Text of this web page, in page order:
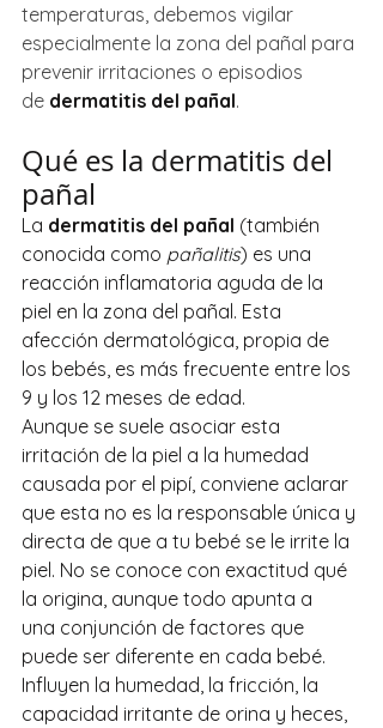
temperaturas, debemos vigilar
especialmente la zona del pañal para
prevenir irritaciones o episodios
de dermatitis del pañal.
Qué es la dermatitis del
pañal
La dermatitis del pañal (también
conocida como pañalitis) es una
reacción inflamatoria aguda de la
piel en la zona del pañal. Esta
afección dermatológica, propia de
los bebés, es más frecuente entre los
9 y los 12 meses de edad.
Aunque se suele asociar esta
irritación de la piel a la humedad
causada por el pipí, conviene aclarar
que esta no es la responsable única y
directa de que a tu bebé se le irrite la
piel. No se conoce con exactitud qué
la origina, aunque todo apunta a
una conjunción de factores que
puede ser diferente en cada bebé.
Influyen la humedad, la fricción, la
capacidad irritante de orina y heces,